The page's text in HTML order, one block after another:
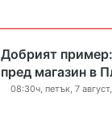
Добрият
пред магазин в
08:30ч, петък, 7